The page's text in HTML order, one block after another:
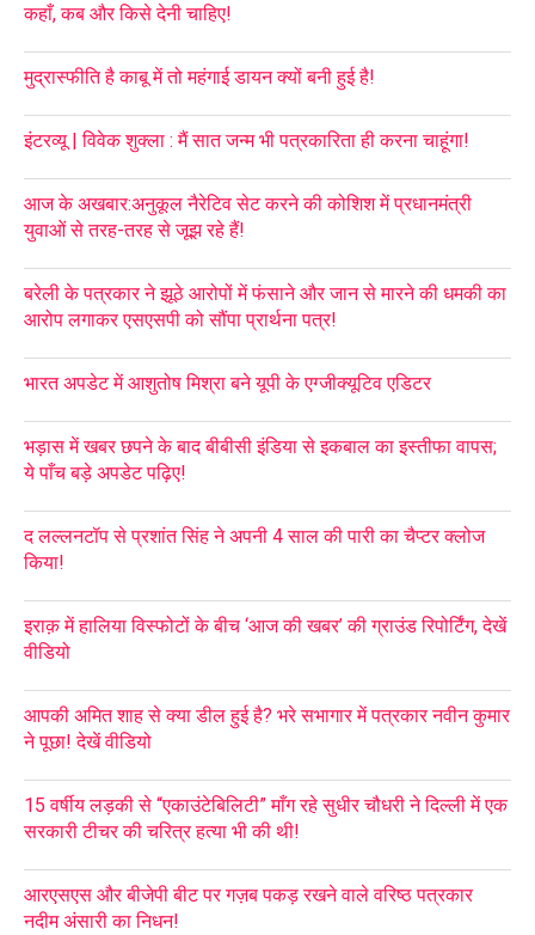
कहाँ, कब और किसे देनी चाहिए!
मुद्रास्फीति है काबू में तो महंगाई डायन क्यों बनी हुई है!
इंटरव्यू | विवेक शुक्ला : मैं सात जन्म भी पत्रकारिता ही करना चाहूंगा!
आज के अखबार:अनुकूल नैरेटिव सेट करने की कोशिश में प्रधानमंत्री
युवाओं से तरह-तरह से जूझ रहे हैं!
बरेली के पत्रकार ने झूठे आरोपों में फंसाने और जान से मारने की धमकी का
आरोप लगाकर एसएसपी को सौंपा प्रार्थना पत्र!
भारत अपडेट में आशुतोष मिश्रा बने यूपी के एग्जीक्यूटिव एडिटर
भड़ास में खबर छपने के बाद बीबीसी इंडिया से इकबाल का इस्तीफा वापस;
ये पाँच बड़े अपडेट पढ़िए!
द लल्लनटॉप से प्रशांत सिंह ने अपनी 4 साल की पारी का चैप्टर क्लोज
किया!
इराक़ में हालिया विस्फोटों के बीच ‘आज की खबर’ की ग्राउंड रिपोर्टिंग, देखें
वीडियो
आपकी अमित शाह से क्या डील हुई है? भरे सभागार में पत्रकार नवीन कुमार
ने पूछा! देखें वीडियो
15 वर्षीय लड़की से “एकाउंटेबिलिटी” माँग रहे सुधीर चौधरी ने दिल्ली में एक
सरकारी टीचर की चरित्र हत्या भी की थी!
आरएसएस और बीजेपी बीट पर गज़ब पकड़ रखने वाले वरिष्ठ पत्रकार
नदीम अंसारी का निधन!